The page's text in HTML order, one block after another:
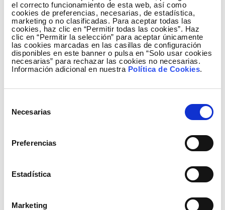
el correcto funcionamiento de esta web, así como
cookies de preferencias, necesarias, de estadística,
marketing o no clasificadas. Para aceptar todas las
cookies, haz clic en “Permitir todas las cookies”. Haz
clic en “Permitir la selección” para aceptar únicamente
las cookies marcadas en las casillas de configuración
disponibles en este banner o pulsa en “Solo usar cookies
necesarias” para rechazar las cookies no necesarias.
Información adicional en nuestra Política de Cookies.
Necesarias
Preferencias
Estadística
Marketing
compañía, realizadas conforme al método de
predicción económica “L.R.Klein” de la Universidad
Autónoma de Madrid, de estas inversiones se
derivará un incremento del PIB regional en 71
millones de euros, y la creación de 1.234 nuevos
empleos, de los cuales, el 54 % se situarán en las
Asimismo, el acuerdo contempla el estudio y la
valoración de algunos proyectos de Red Eléctrica en
orden a considerarlos, en función de su interés
social, de valor estratégico, lo que permitiría reducir
ley de simplificación normativa aprobado el pasado
mes de marzo y recientemente refrendado por el